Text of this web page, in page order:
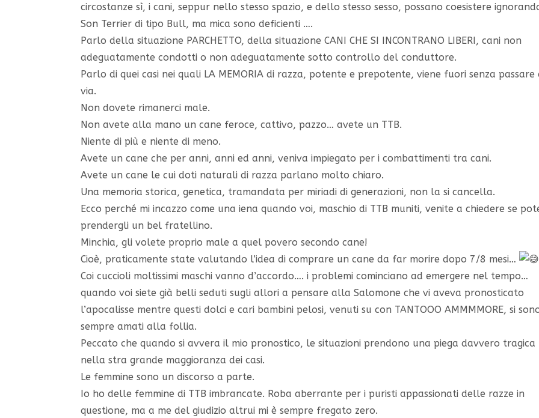
circostanze sì, i cani, seppur nello stesso spazio, e dello stesso sesso, possano coesistere
Son Terrier di tipo Bull, ma mica sono deficienti ….
Parlo della situazione PARCHETTO, della situazione CANI CHE SI INCONTRANO LIBERI, cani non
adeguatamente condotti o non adeguatamente sotto controllo del conduttore.
Parlo di quei casi nei quali LA MEMORIA di razza, potente e prepotente, viene fuori senza passare
via.
Non dovete rimanerci male.
Non avete alla mano un cane feroce, cattivo, pazzo… avete un TTB.
Niente di più e niente di meno.
Avete un cane che per anni, anni ed anni, veniva impiegato per i combattimenti tra cani.
Avete un cane le cui doti naturali di razza parlano molto chiaro.
Una memoria storica, genetica, tramandata per miriadi di generazioni, non la si cancella.
Ecco perché mi incazzo come una iena quando voi, maschio di TTB muniti, venite a chiedere se
prendergli un bel fratellino.
Minchia, gli volete proprio male a quel povero secondo cane!
Cioè, praticamente state valutando l’idea di comprare un cane da far morire dopo 7/8 mesi…
Coi cuccioli moltissimi maschi vanno d’accordo…. i problemi cominciano ad emergere nel tempo…
quando voi siete già belli seduti sugli allori a pensare alla Salomone che vi aveva pronosticato
l’apocalisse mentre questi dolci e cari bambini pelosi, venuti su con TANTOOO AMMMMORE, si
sempre amati alla follia.
Peccato che quando si avvera il mio pronostico, le situazioni prendono una piega davvero tragica
nella stra grande maggioranza dei casi.
Le femmine sono un discorso a parte.
Io ho delle femmine di TTB imbrancate. Roba aberrante per i puristi appassionati delle razze in
questione, ma a me del giudizio altrui mi è sempre fregato zero.